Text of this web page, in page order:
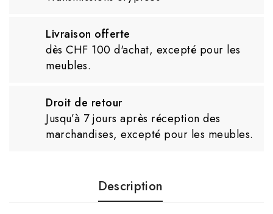
Livraison offerte
dès CHF 100 d'achat, excepté pour les
meubles.
Droit de retour
Jusqu’à 7 jours après réception des
marchandises, excepté pour les meubles.
Description